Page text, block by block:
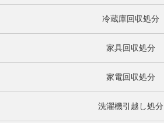
冷蔵庫回収処分
家具回収処分
家電回収処分
洗濯機引越し処分